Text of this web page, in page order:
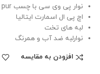
نوار پی وی سی با چسب pur
اچ پی ال اسمارت ایتالیا
لبه های تخت
نوارلبه ضد آب و همرنگ
افزودن به مقایسه